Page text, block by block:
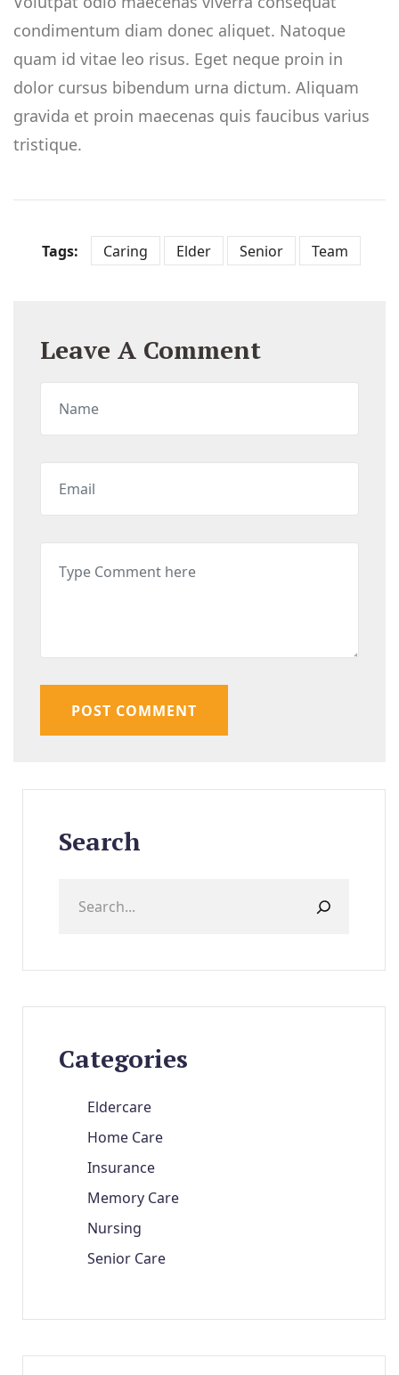
condimentum diam donec aliquet. Natoque
quam id vitae leo risus. Eget neque proin in
dolor cursus bibendum urna dictum. Aliquam
gravida et proin maecenas quis faucibus varius
tristique.
Tags: Caring Elder Senior Team
Leave A Comment
POST COMMENT
Search
Categories
Eldercare
Home Care
Insurance
Memory Care
Nursing
Senior Care